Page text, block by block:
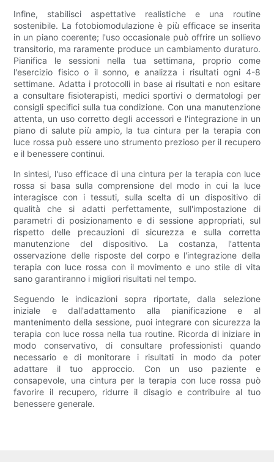
Infine, stabilisci aspettative realistiche e una routine
sostenibile. La fotobiomodulazione è più efficace se inserita
in un piano coerente; l'uso occasionale può offrire un sollievo
transitorio, ma raramente produce un cambiamento duraturo.
Pianifica le sessioni nella tua settimana, proprio come
l'esercizio fisico o il sonno, e analizza i risultati ogni 4-8
settimane. Adatta i protocolli in base ai risultati e non esitare
a consultare fisioterapisti, medici sportivi o dermatologi per
consigli specifici sulla tua condizione. Con una manutenzione
attenta, un uso corretto degli accessori e l'integrazione in un
piano di salute più ampio, la tua cintura per la terapia con
luce rossa può essere uno strumento prezioso per il recupero
e il benessere continui.
In sintesi, l'uso efficace di una cintura per la terapia con luce
rossa si basa sulla comprensione del modo in cui la luce
interagisce con i tessuti, sulla scelta di un dispositivo di
qualità che si adatti perfettamente, sull'impostazione di
parametri di posizionamento e di sessione appropriati, sul
rispetto delle precauzioni di sicurezza e sulla corretta
manutenzione del dispositivo. La costanza, l'attenta
osservazione delle risposte del corpo e l'integrazione della
terapia con luce rossa con il movimento e uno stile di vita
sano garantiranno i migliori risultati nel tempo.
Seguendo le indicazioni sopra riportate, dalla selezione
iniziale e dall'adattamento alla pianificazione e al
mantenimento della sessione, puoi integrare con sicurezza la
terapia con luce rossa nella tua routine. Ricorda di iniziare in
modo conservativo, di consultare professionisti quando
necessario e di monitorare i risultati in modo da poter
adattare il tuo approccio. Con un uso paziente e
consapevole, una cintura per la terapia con luce rossa può
favorire il recupero, ridurre il disagio e contribuire al tuo
benessere generale.